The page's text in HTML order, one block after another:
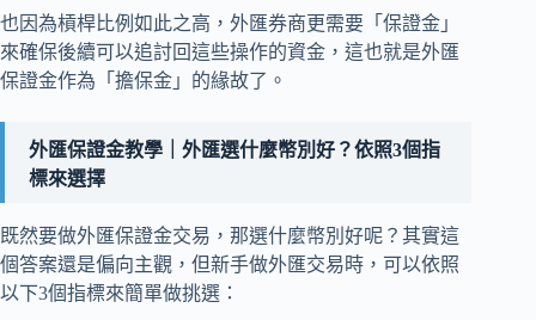
也因為槓桿比例如此之高，外匯券商更需要「保證金」
來確保後續可以追討回這些操作的資金，這也就是外匯
保證金作為「擔保金」的緣故了。
外匯保證金教學｜外匯選什麼幣別好？依照3個指
標來選擇
既然要做外匯保證金交易，那選什麼幣別好呢？其實這
個答案還是偏向主觀，但新手做外匯交易時，可以依照
以下3個指標來簡單做挑選：